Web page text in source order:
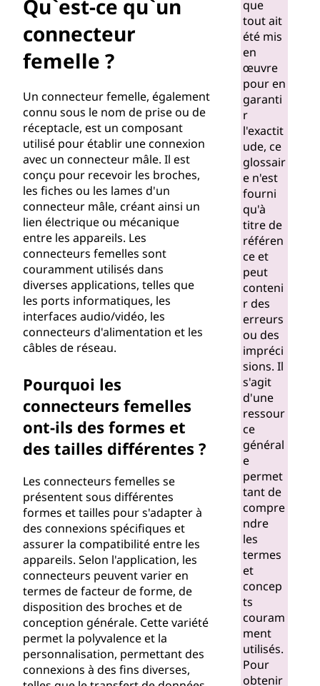
Qu`est-ce qu`un
connecteur
femelle ?
Un connecteur femelle, également
connu sous le nom de prise ou de
réceptacle, est un composant
utilisé pour établir une connexion
avec un connecteur mâle. Il est
conçu pour recevoir les broches,
les fiches ou les lames d'un
connecteur mâle, créant ainsi un
lien électrique ou mécanique
entre les appareils. Les
connecteurs femelles sont
couramment utilisés dans
diverses applications, telles que
les ports informatiques, les
interfaces audio/vidéo, les
connecteurs d'alimentation et les
câbles de réseau.
Pourquoi les
connecteurs femelles
ont-ils des formes et
des tailles différentes ?
Les connecteurs femelles se
présentent sous différentes
formes et tailles pour s'adapter à
des connexions spécifiques et
assurer la compatibilité entre les
appareils. Selon l'application, les
connecteurs peuvent varier en
termes de facteur de forme, de
disposition des broches et de
conception générale. Cette variété
permet la polyvalence et la
personnalisation, permettant des
connexions à des fins diverses,
que
tout ait
été mis
en
œuvre
pour en
garanti
r
l'exactit
ude, ce
glossair
e n'est
fourni
qu'à
titre de
référen
ce et
peut
conteni
r des
erreurs
ou des
impréci
sions. Il
s'agit
d'une
ressour
ce
général
e
permet
tant de
compre
ndre
les
termes
et
concep
ts
couram
ment
utilisés.
Pour
obtenir